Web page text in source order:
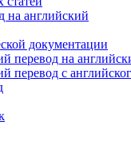
на английский
документации
перевод на
перевод с